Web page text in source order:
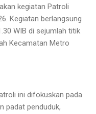
kegiatan Patroli
Kegiatan berlangsung
WIB di sejumlah titik
Kecamatan Metro
ini difokuskan pada
padat penduduk,